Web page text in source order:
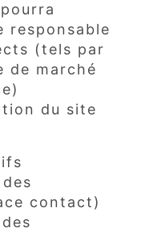
responsable
(tels par
de marché
du site
contact)